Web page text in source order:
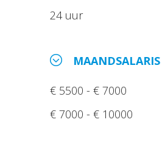
24 uur
MAANDSALARIS
€ 5500 - € 7000
€ 7000 - € 10000